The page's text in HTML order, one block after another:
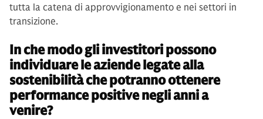
tutta la catena di approvvigionamento e nei settori in
transizione.
In che modo gli investitori possono
individuare le aziende legate alla
sostenibilità che potranno ottenere
performance positive negli anni a
venire?